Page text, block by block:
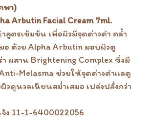
พา)
Arbutin Facial Cream 7ml.
สูตรเข้มข้น เพื่อผิวมีจุดด่างดำ คล้ำ
อ ด้วย Alpha Arbutin มอบผิวดู
า ผสาน Brightening Complex ซึ่งมี
Melasma ช่วยให้จุดด่างดำแลดู
วดูนวลเนียนสม่ำเสมอ เปล่งปลั่งกว่า
ง 11-1-6400022056